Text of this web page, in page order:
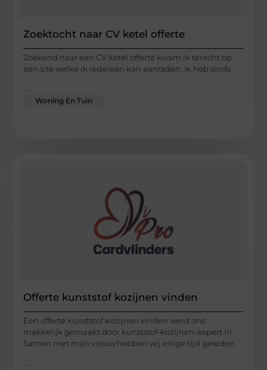
Zoektocht naar CV ketel offerte
Zoekend naar een CV ketel offerte kwam ik terecht op
een site welke ik iedereen kan aanraden. Ik heb sinds
Woning En Tuin
Offerte kunststof kozijnen vinden
Een offerte kunststof kozijnen vinden werd ons
makkelijk gemaakt door kunststof-kozijnen-expert.nl.
Samen met mijn vrouw hebben wij enige tijd geleden
...